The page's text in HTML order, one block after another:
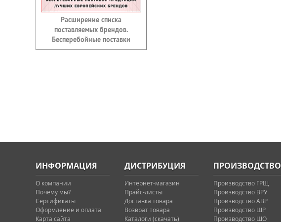
Расширение списка
поставляемых брендов.
Бесперебойные поставки
ИНФОРМАЦИЯ
О компании
Почему мы?
Сертификаты
Оформление и оплата
Карта сайта
ДИСТРИБУЦИЯ
Интернет-магазин
Прайс-листы
Доставка товара
Возврат товара
Каталоги (скачать)
ПРОИЗВОДСТВО
Производство ГРЩ
Производство ВРУ
Производство АВР
Производство ЩР
Производство ЩО